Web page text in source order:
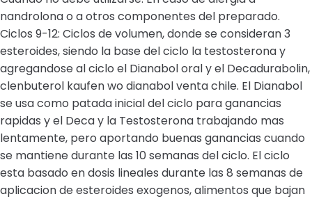
nandrolona o a otros componentes del preparado.
Ciclos 9-12: Ciclos de volumen, donde se consideran 3
esteroides, siendo la base del ciclo la testosterona y
agregandose al ciclo el Dianabol oral y el Decadurabolin,
clenbuterol kaufen wo dianabol venta chile. El Dianabol
se usa como patada inicial del ciclo para ganancias
rapidas y el Deca y la Testosterona trabajando mas
lentamente, pero aportando buenas ganancias cuando
se mantiene durante las 10 semanas del ciclo. El ciclo
esta basado en dosis lineales durante las 8 semanas de
aplicacion de esteroides exogenos, alimentos que bajan